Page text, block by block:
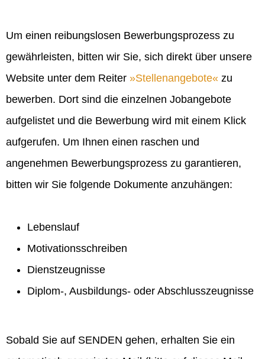
Um einen reibungslosen Bewerbungsprozess zu
gewährleisten, bitten wir Sie, sich direkt über unsere
Website unter dem Reiter
Stellenangebote
zu
bewerben. Dort sind die einzelnen Jobangebote
aufgelistet und die Bewerbung wird mit einem Klick
aufgerufen. Um Ihnen einen raschen und
angenehmen Bewerbungsprozess zu garantieren,
bitten wir Sie folgende Dokumente anzuhängen:
Lebenslauf
Motivationsschreiben
Dienstzeugnisse
Diplom-, Ausbildungs- oder Abschlusszeugnisse
Sobald Sie auf SENDEN gehen, erhalten Sie ein